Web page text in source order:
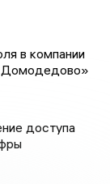
в компании
Домодедово»
доступа